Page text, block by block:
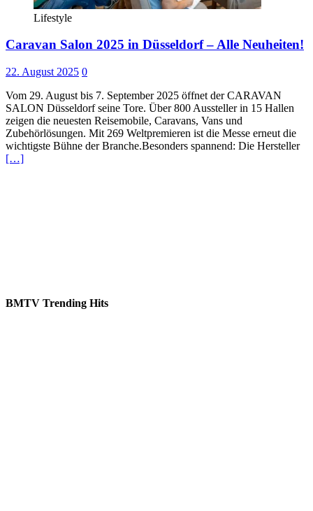
Lifestyle
Caravan Salon 2025 in Düsseldorf – Alle Neuheiten!
22. August 2025 0
Vom 29. August bis 7. September 2025 öffnet der CARAVAN
SALON Düsseldorf seine Tore. Über 800 Aussteller in 15 Hallen
zeigen die neuesten Reisemobile, Caravans, Vans und
Zubehörlösungen. Mit 269 Weltpremieren ist die Messe erneut die
wichtigste Bühne der Branche.Besonders spannend: Die Hersteller
[…]
BMTV Trending Hits